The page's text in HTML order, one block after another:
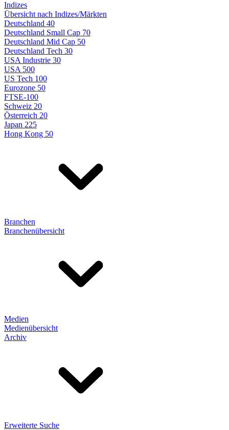
Indizes
Übersicht nach Indizes/Märkten
Deutschland 40
Deutschland Small Cap 70
Deutschland Mid Cap 50
Deutschland Tech 30
USA Industrie 30
USA 500
US Tech 100
Eurozone 50
FTSE-100
Schweiz 20
Österreich 20
Japan 225
Hong Kong 50
Branchen
Branchenübersicht
Medien
Medienübersicht
Archiv
Erweiterte Suche